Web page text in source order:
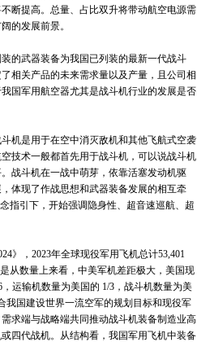
断提高。总量、占比双升将带动航空电源需
的发展前景。
的武器装备为我国已列装的最新一代战斗
相关产品的未来需求量以及产量，且公司相
国军用航空器尤其是战斗机行业的发展是否
机是用于在空中消灭敌机和其他飞航式空袭
技术一般都首先用于战斗机，可以说战斗机
战斗机在一战中萌芽，依靠活塞发动机驱
体现了作战思想和武器装备发展的相互牵
指引下，开始强调隐身性、超音速巡航、超
》，2023年全球现役军用飞机总计53,401
从数量上来看，中美军机差距极大，美国现
运输机数量为美国的 1/3，战斗机数量为美
我国建设世界一流空军的规划目标和现役军
求端与战略端共同推动战斗机装备制造业高
四代战机。从结构看，我国军用飞机中装备